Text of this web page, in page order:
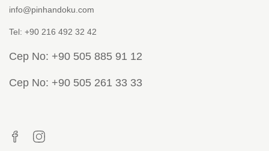
info@pinhandoku.com
Tel: +90 216 492 32 42
Cep No: +90 505 885 91 12
Cep No: +90 505 261 33 33